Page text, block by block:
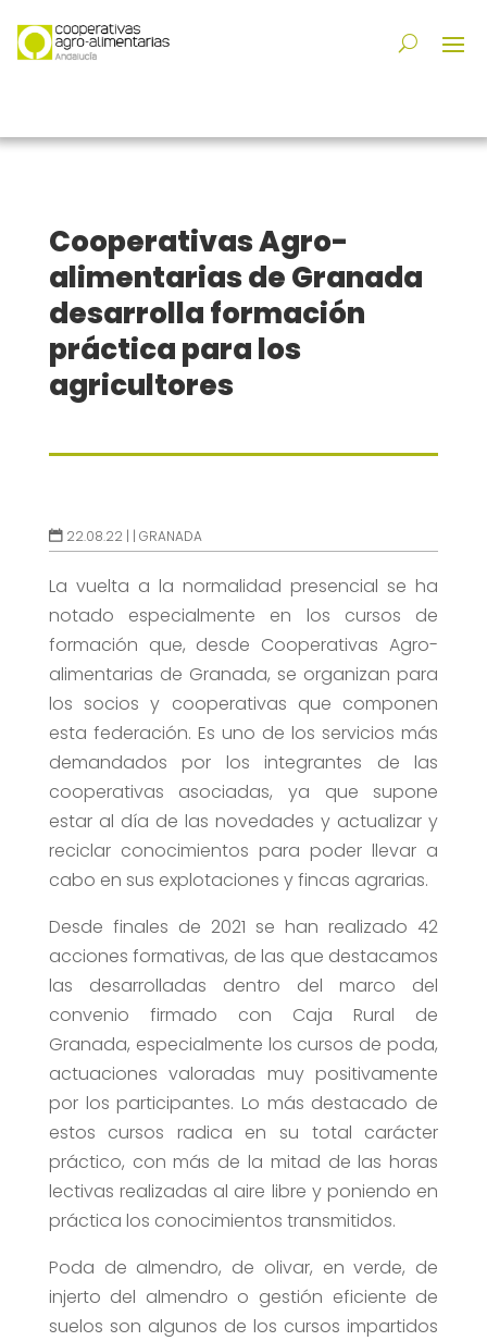
Cooperativas Agro-
alimentarias de Granada
desarrolla formación
práctica para los
agricultores
22.08.22 | | GRANADA
La vuelta a la normalidad presencial se ha
notado especialmente en los cursos de
formación que, desde Cooperativas Agro-
alimentarias de Granada, se organizan para
los socios y cooperativas que componen
esta federación. Es uno de los servicios más
demandados por los integrantes de las
cooperativas asociadas, ya que supone
estar al día de las novedades y actualizar y
reciclar conocimientos para poder llevar a
cabo en sus explotaciones y fincas agrarias.
Desde finales de 2021 se han realizado 42
acciones formativas, de las que destacamos
las desarrolladas dentro del marco del
convenio firmado con Caja Rural de
Granada, especialmente los cursos de poda,
actuaciones valoradas muy positivamente
por los participantes. Lo más destacado de
estos cursos radica en su total carácter
práctico, con más de la mitad de las horas
lectivas realizadas al aire libre y poniendo en
práctica los conocimientos transmitidos.
Poda de almendro, de olivar, en verde, de
injerto del almendro o gestión eficiente de
suelos son algunos de los cursos impartidos